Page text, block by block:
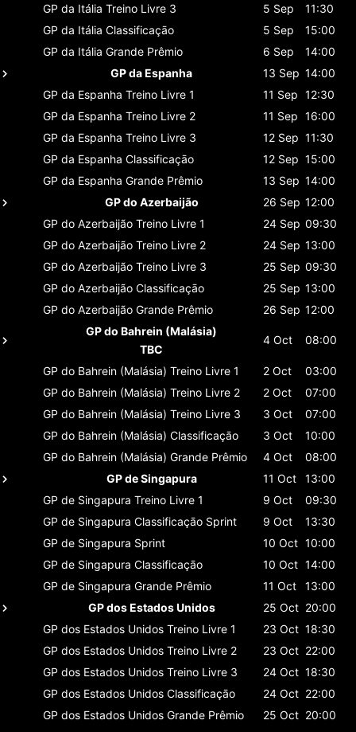
GP da Itália Treino Livre 3 5 Sep
11:30
GP da Itália Classificaçāo 5 Sep
15:00
GP da Itália Grande Prêmio 6 Sep
14:00
GP da Espanha
13 Sep 14:00
GP da Espanha Treino Livre 1 11 Sep 12:30
GP da Espanha Treino Livre 2 11 Sep 16:00
GP da Espanha Treino Livre 3 12 Sep 11:30
GP da Espanha Classificaçāo 12 Sep 15:00
GP da Espanha Grande Prêmio 13 Sep 14:00
GP do Azerbaijão
26 Sep 12:00
GP do Azerbaijão Treino Livre 1 24 Sep 09:30
GP do Azerbaijão Treino Livre 2 24 Sep 13:00
GP do Azerbaijão Treino Livre 3 25 Sep 09:30
GP do Azerbaijão Classificaçāo 25 Sep 13:00
GP do Azerbaijão Grande Prêmio 26 Sep 12:00
GP do Bahrein (Malásia)
TBC
4 Oct 08:00
GP do Bahrein (Malásia) Treino Livre 1 2 Oct
03:00
GP do Bahrein (Malásia) Treino Livre 2 2 Oct
07:00
GP do Bahrein (Malásia) Treino Livre 3 3 Oct
07:00
GP do Bahrein (Malásia) Classificaçāo 3 Oct
10:00
GP do Bahrein (Malásia) Grande Prêmio 4 Oct
08:00
GP de Singapura
11 Oct
13:00
GP de Singapura Treino Livre 1 9 Oct
09:30
GP de Singapura Classificaçāo Sprint 9 Oct
13:30
GP de Singapura Sprint 10 Oct 10:00
GP de Singapura Classificaçāo 10 Oct 14:00
GP de Singapura Grande Prêmio 11 Oct
13:00
GP dos Estados Unidos
25 Oct 20:00
GP dos Estados Unidos Treino Livre 1 23 Oct 18:30
GP dos Estados Unidos Treino Livre 2 23 Oct 22:00
GP dos Estados Unidos Treino Livre 3 24 Oct 18:30
GP dos Estados Unidos Classificaçāo 24 Oct 22:00
GP dos Estados Unidos Grande Prêmio 25 Oct 20:00